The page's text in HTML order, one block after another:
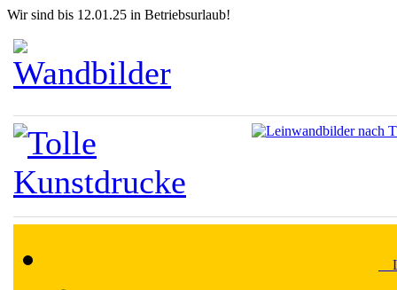
Wir sind bis 12.01.25 in Betriebsurlaub!